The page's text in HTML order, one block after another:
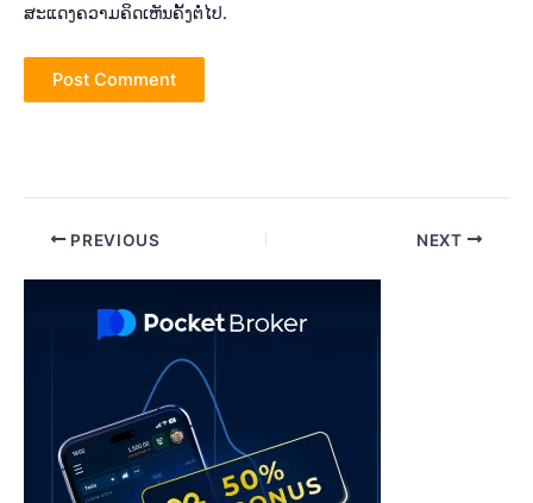
ສະແດງຄວາມຄິດເຫັນຄັ້ງຕໍ່ໄປ.
Post PREVIOUS NEXT